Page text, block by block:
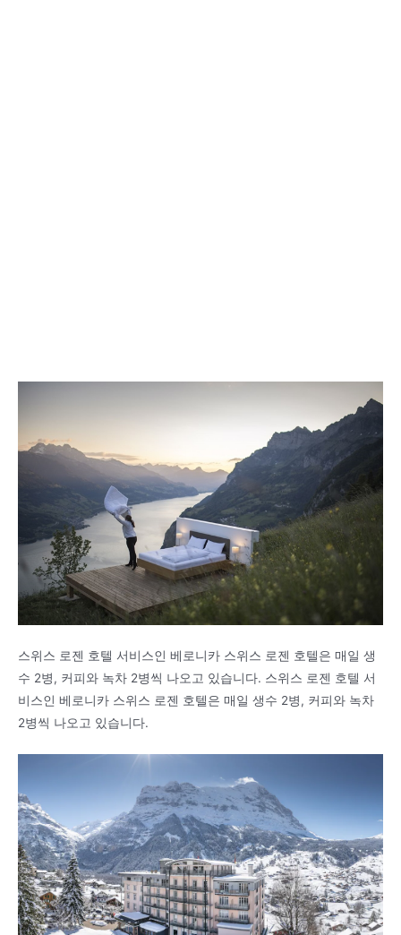
스위스 로젠 호텔 서비스인 베로니카 스위스 로젠 호텔은 매일 생
수 2병, 커피와 녹차 2병씩 나오고 있습니다. 스위스 로젠 호텔 서
비스인 베로니카 스위스 로젠 호텔은 매일 생수 2병, 커피와 녹차
2병씩 나오고 있습니다.